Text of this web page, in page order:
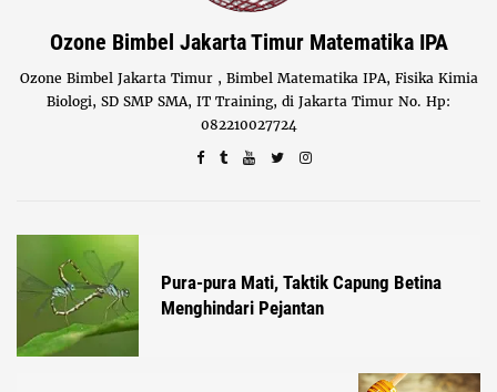
Ozone Bimbel Jakarta Timur Matematika IPA
Ozone Bimbel Jakarta Timur , Bimbel Matematika IPA, Fisika Kimia
Biologi, SD SMP SMA, IT Training, di Jakarta Timur No. Hp:
082210027724
Pura-pura Mati, Taktik Capung Betina
Menghindari Pejantan